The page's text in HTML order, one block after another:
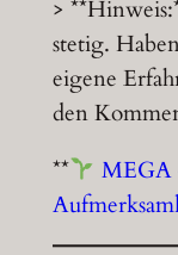
>
stetig.
eigene
den
**
MEGA